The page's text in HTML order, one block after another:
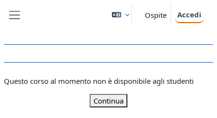
Ospite Accedi
Questo corso al momento non è disponibile agli studenti
Continua